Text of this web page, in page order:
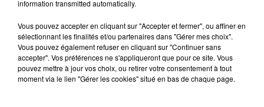
A quoi bon tomber dans des excès ou dans les paradis
information transmitted automatically.
Vous pouvez accepter en cliquant sur "Accepter et fermer", ou affiner en
sélectionnant les finalités et/ou partenaires dans "Gérer mes choix".
Vous pouvez également refuser en cliquant sur "Continuer sans
accepter". Vos préférences ne s'appliqueront que pour ce site. Vous
pouvez mettre à jour vos choix, ou retirer votre consentement à tout
moment via le lien "Gérer les cookies" situé en bas de chaque page.